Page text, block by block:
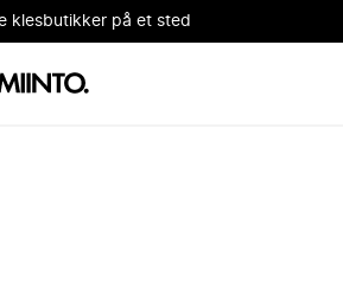
klesbutikker på et sted